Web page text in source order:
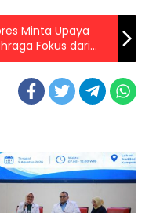
Minta Upaya
Fokus dari